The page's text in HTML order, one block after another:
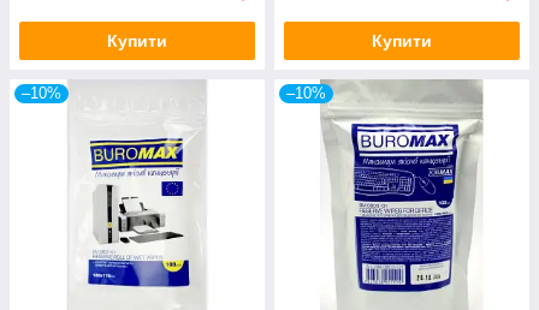
Купити Купити
–10% –10%